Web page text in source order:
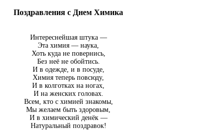
Поздравления с Днем Химика
Интереснейшая штука —
Эта химия — наука,
Хоть куда не повернись,
Без неё не обойтись.
И в одежде, и в посуде,
Химия теперь повсюду,
И в колготках на ногах,
И на женских головах.
Всем, кто с химией знакомы,
Мы желаем быть здоровым,
И в химический денёк —
Натуральный поздравок!